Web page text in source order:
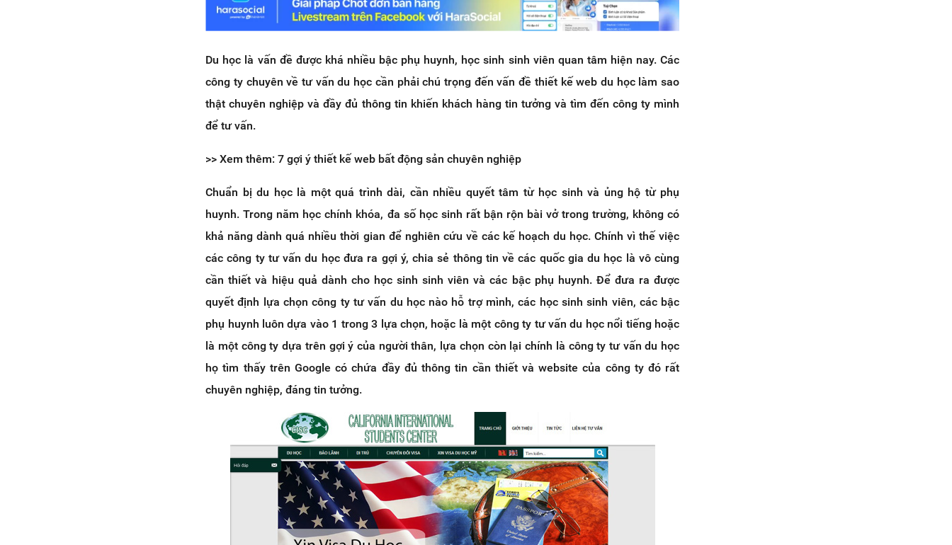
Du học là vấn đề được khá nhiều bậc phụ huynh, học sinh sinh viên quan tâm hiện nay. Các
công ty chuyên về tư vấn du học cần phải chú trọng đến vấn đề thiết kế web du học làm sao
thật chuyên nghiệp và đầy đủ thông tin khiến khách hàng tin tưởng và tìm đến công ty mình
để tư vấn.
>> Xem thêm: 7 gợi ý thiết kế web bất động sản chuyên nghiệp
Chuẩn bị du học là một quá trình dài, cần nhiều quyết tâm từ học sinh và ủng hộ từ phụ
huynh. Trong năm học chính khóa, đa số học sinh rất bận rộn bài vở trong trường, không có
khả năng dành quá nhiều thời gian để nghiên cứu về các kế hoạch du học. Chính vì thế việc
các công ty tư vấn du học đưa ra gợi ý, chia sẻ thông tin về các quốc gia du học là vô cùng
cần thiết và hiệu quả dành cho học sinh sinh viên và các bậc phụ huynh. Để đưa ra được
quyết định lựa chọn công ty tư vấn du học nào hỗ trợ mình, các học sinh sinh viên, các bậc
phụ huynh luôn dựa vào 1 trong 3 lựa chọn, hoặc là một công ty tư vấn du học nổi tiếng hoặc
là một công ty dựa trên gợi ý của người thân, lựa chọn còn lại chính là công ty tư vấn du học
họ tìm thấy trên Google có chứa đầy đủ thông tin cần thiết và website của công ty đó rất
chuyên nghiệp, đáng tin tưởng.